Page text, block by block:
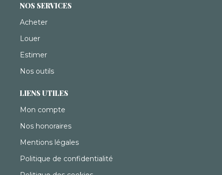
NOS SERVICES
Acheter
Louer
Estimer
Nos outils
LIENS UTILES
Mon compte
Nos honoraires
Mentions légales
Politique de confidentialité